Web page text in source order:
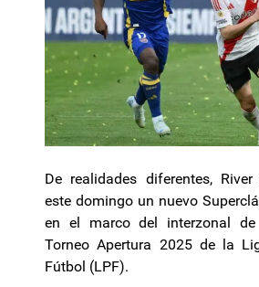
De realidades diferentes,
este domingo un nuevo
en el marco del interzonal
Torneo Apertura 2025 de la
Fútbol (LPF).